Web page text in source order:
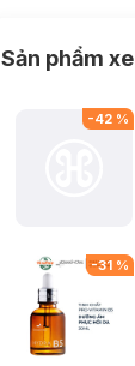
Sản phẩm
-42 %
-31 %